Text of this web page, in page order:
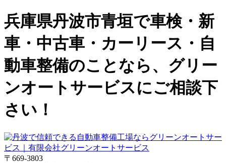
兵庫県丹波市青垣で車検・新
車・中古車・カーリース・自
動車整備のことなら、グリー
ンオートサービスにご相談下
さい！
〒669-3803